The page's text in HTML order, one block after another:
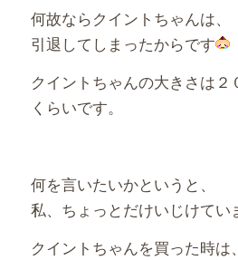
何故ならクイントちゃんは、
引退してしまったからです
クイントちゃんの大きさは２
くらいです。
何を言いたいかというと、
私、ちょっとだけいじけてい
クイントちゃんを買った時は、